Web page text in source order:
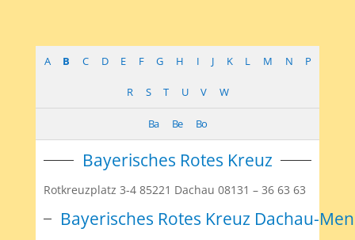
A B C D E F G H I J K L M N P
R S T U V W
Ba Be Bo
Bayerisches Rotes Kreuz
Rotkreuzplatz 3-4 85221 Dachau 08131 – 36 63 63
Bayerisches Rotes Kreuz Dachau-